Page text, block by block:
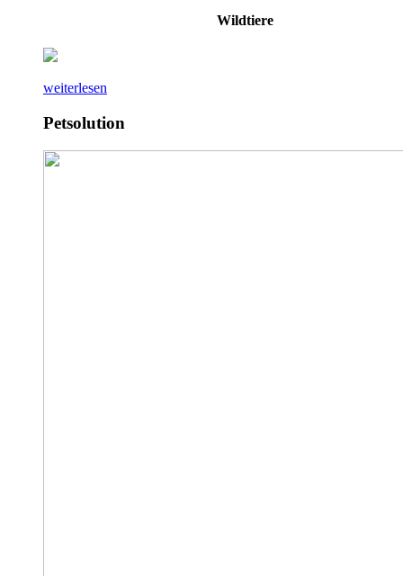
Wildtiere
weiterlesen
Petsolution